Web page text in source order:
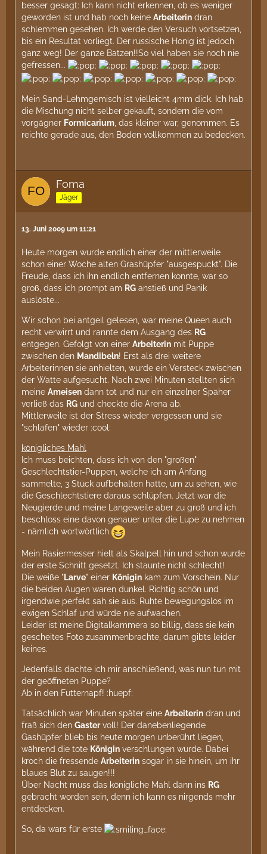
besser gesagt: Ich kann nicht erkennen, ob es weniger
geworden ist und hab noch keine Arbeiterin dran
schlemmen gesehen. Ich werde den Versuch vortsetzen,
bis ein Resultat vorliegt. Der russische Honig ist jedoch
ganz weg! Der ganze Batzen!!So viel haben sie noch nie
gefressen...
Mein Sand-Lehmgemisch ist vielleicht 4mm dick. Ich hab
die Mischung nicht selber gekauft, sondern die vom
vorgägner Formicarium , das kleiner war, genommen. Es
reichte gerade aus, den Boden vollkommen zu bedecken.
Foma
Jäger
13. Juni 2009 um 11:21
Heute morgen wurde endlich einer der mittlerweile
schon einer Woche alten Grashüpfer "ausgespuckt". Die
Freude, dass ich ihn endlich entfernen konnte, war so
groß, dass ich prompt am RG anstieß und Panik
auslöste...
Wir schon bei antgeil gelesen, war meine Queen auch
recht verwirrt und rannte dem Ausgang des RG
entgegen. Gefolgt von einer Arbeiterin mit Puppe
zwischen den Mandibeln! Erst als drei weitere
Arbeiterinnen sie anhielten, wurde ein Versteck zwischen
der Watte aufgesucht. Nach zwei Minuten stellten sich
meine Ameisen dann tot und nur ein einzelner Späher
verließ das RG und checkte die Arena ab.
Mittlerweile ist der Stress wieder vergessen und sie
"schlafen" wieder :cool:
königliches Mahl
Ich muss beichten, dass ich von den "großen"
Geschlechtstier-Puppen, welche ich am Anfang
sammelte, 3 Stück aufbehalten hatte, um zu sehen, wie
die Geschlechtstiere daraus schlüpfen. Jetzt war die
Neugierde und meine Langeweile aber zu groß und ich
beschloss eine davon genauer unter die Lupe zu nehmen
- nämlich wortwörtlich
Mein Rasiermesser hielt als Skalpell hin und schon wurde
der erste Schnitt gesetzt. Ich staunte nicht schlecht!
Die weiße "Larve" einer Königin kam zum Vorschein. Nur
die beiden Augen waren dunkel. Richtig schön und
irgendwie perfekt sah sie aus. Ruhte bewegungslos im
ewigen Schlaf und würde nie aufwachen.
Leider ist meine Digitalkammera so billig, dass sie kein
gescheites Foto zusammenbrachte, darum gibts leider
keines.
Jedenfalls dachte ich mir anschließend, was nun tun mit
der geöffneten Puppe?
Ab in den Futternapf! :huepf:
Tatsächlich war Minuten später eine Arbeiterin dran und
fraß sich den Gastervoll! Der danebenliegende
Gashüpfer blieb bis heute morgen unberührt liegen,
während die tote Königin verschlungen wurde. Dabei
kroch die fressende Arbeiterin sogar in sie hinein, um ihr
blaues Blut zu saugen!!!
Über Nacht muss das königliche Mahl dann ins RG
gebracht worden sein, denn ich kann es nirgends mehr
entdecken.
So, da wars für erste